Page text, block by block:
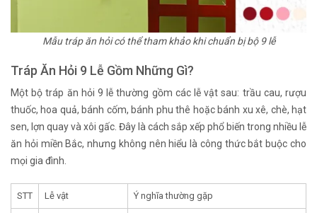
Mẫu tráp ăn hỏi có thể tham khảo khi chuẩn bị bộ 9 lễ
Tráp Ăn Hỏi 9 Lễ Gồm Những Gì?
Một bộ tráp ăn hỏi 9 lễ thường gồm các lễ vật sau: trầu cau, rượu
thuốc, hoa quả, bánh cốm, bánh phu thê hoặc bánh xu xê, chè, hạt
sen, lợn quay và xôi gấc. Đây là cách sắp xếp phổ biến trong nhiều lễ
ăn hỏi miền Bắc, nhưng không nên hiểu là công thức bắt buộc cho
mọi gia đình.
STT Lễ vật Ý nghĩa thường gặp